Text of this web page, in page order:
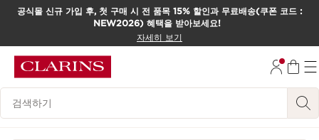
컨텐츠로 이동하기
공식몰 신규 가입 후, 첫 구매 시 전 품목 15% 할인과 무료배송(쿠폰 코드 :
NEW2026) 혜택을 받아보세요!
자세히 보기
범례 검색하기